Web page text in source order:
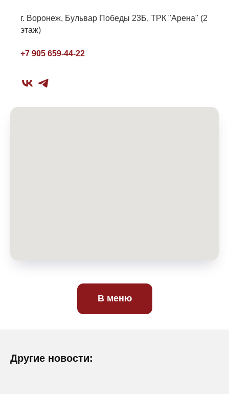
г. Воронеж, Бульвар Победы 23Б, ТРК "Арена" (2
этаж)
+7 905 659-44-22
В меню
Другие новости: